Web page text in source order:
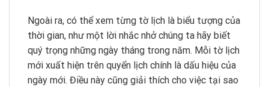
Ngoài ra, có thể xem từng tờ lịch là biểu tượng của
thời gian, như một lời nhắc nhở chúng ta hãy biết
quý trọng những ngày tháng trong năm. Mỗi tờ lịch
mới xuất hiện trên quyển lịch chính là dấu hiệu của
ngày mới. Điều này cũng giải thích cho việc tại sao